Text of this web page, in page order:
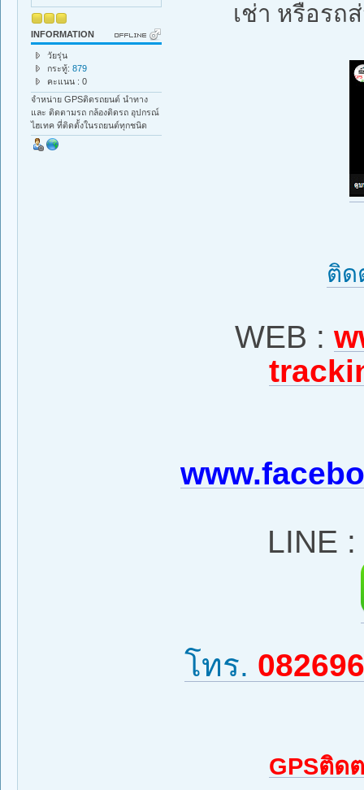
INFORMATION
วัยรุ่น
กระทู้: 879
คะแนน : 0
จำหน่าย GPSติดรถยนต์ นำทาง
และ ติดตามรถ กล้องติดรถ อุปกรณ์
ไฮเทค ที่ติดตั้งในรถยนต์ทุกชนิด
เช่า หรือรถ
ติ
WEB :
LINE :
โทร.
GPSติด